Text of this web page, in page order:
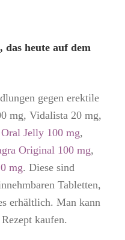
das heute auf dem
gegen erektile
mg, Vidalista 20 mg,
Jelly 100 mg,
Original 100 mg,
mg. Diese sind
Tabletten,
erhältlich. Man kann
kaufen.